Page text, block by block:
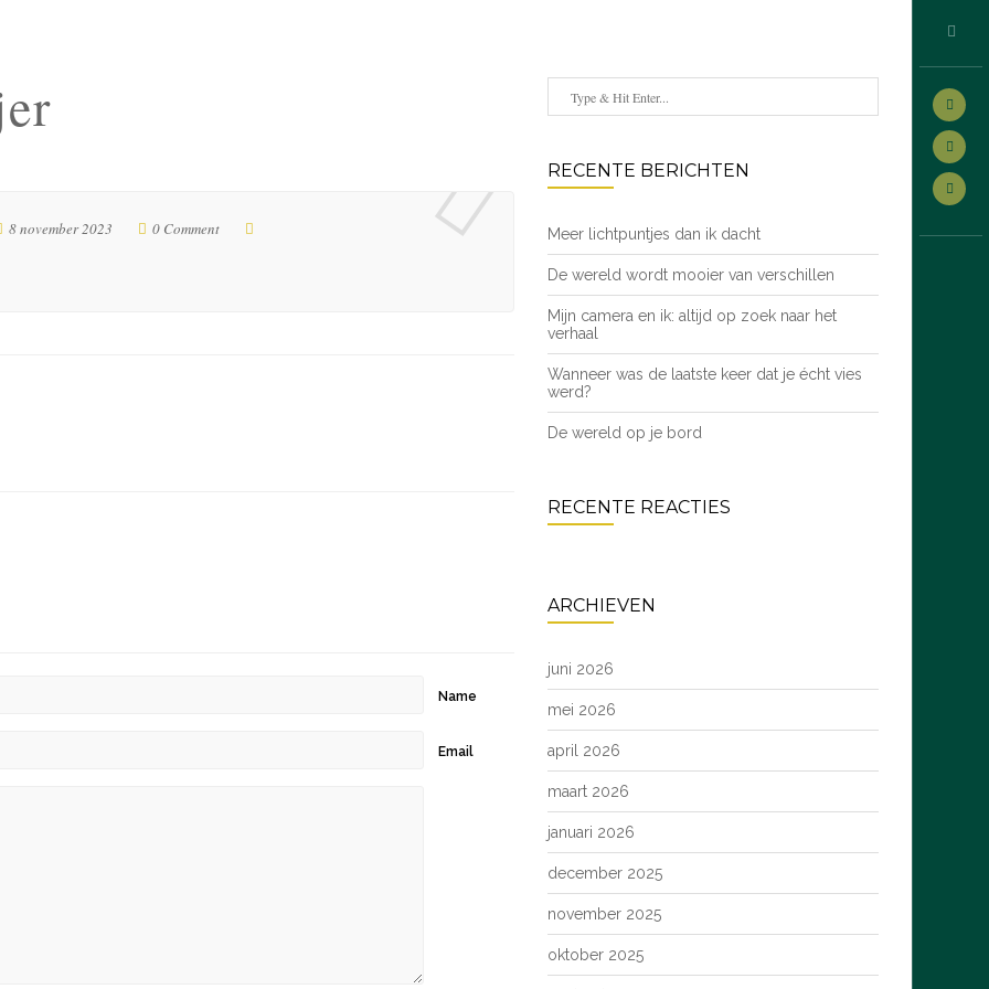
8 november 2023 0 Comment
Name
Email
RECENTE BERICHTEN
Meer lichtpuntjes dan ik dacht
De wereld wordt mooier van verschillen
Mijn camera en ik: altijd op zoek naar het
verhaal
Wanneer was de laatste keer dat je écht vies
werd?
De wereld op je bord
RECENTE REACTIES
ARCHIEVEN
juni 2026
mei 2026
april 2026
maart 2026
januari 2026
december 2025
november 2025
oktober 2025